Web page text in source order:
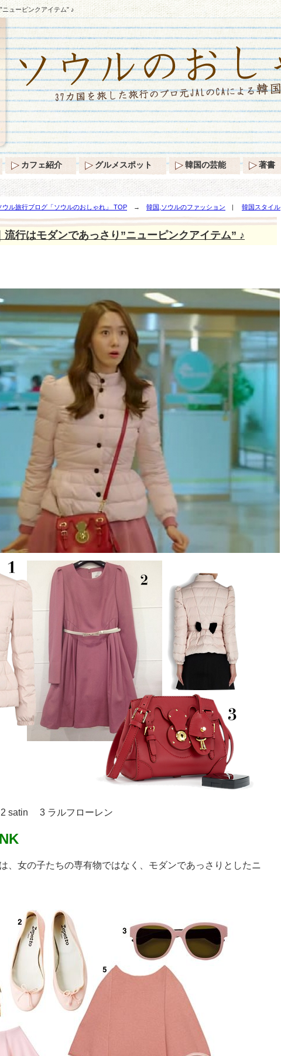
ューピンクアイテム” ♪
ル旅行ブログ「ソウルのおしゃれ」 TOP → 韓国,ソウルのファッション | 韓国スタイル
流行はモダンであっさり”ニューピンクアイテム” ♪
satin 3 ラルフローレン
、女の子たちの専有物ではなく、モダンであっさりとしたニ
カフェ紹介 グルメスポット 韓国の芸能 著書